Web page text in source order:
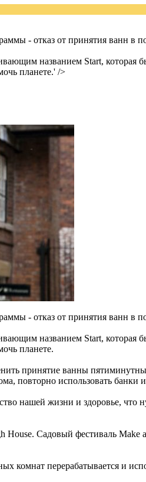
- отказ от принятия ванн в
названием Start, которая
планете.' />
- отказ от принятия ванн в
названием Start, которая
планете.
принятие ванны
повторно использовать банки
нашей жизни и здоровье, что
House. Садовый фестиваль
перерабатывается и